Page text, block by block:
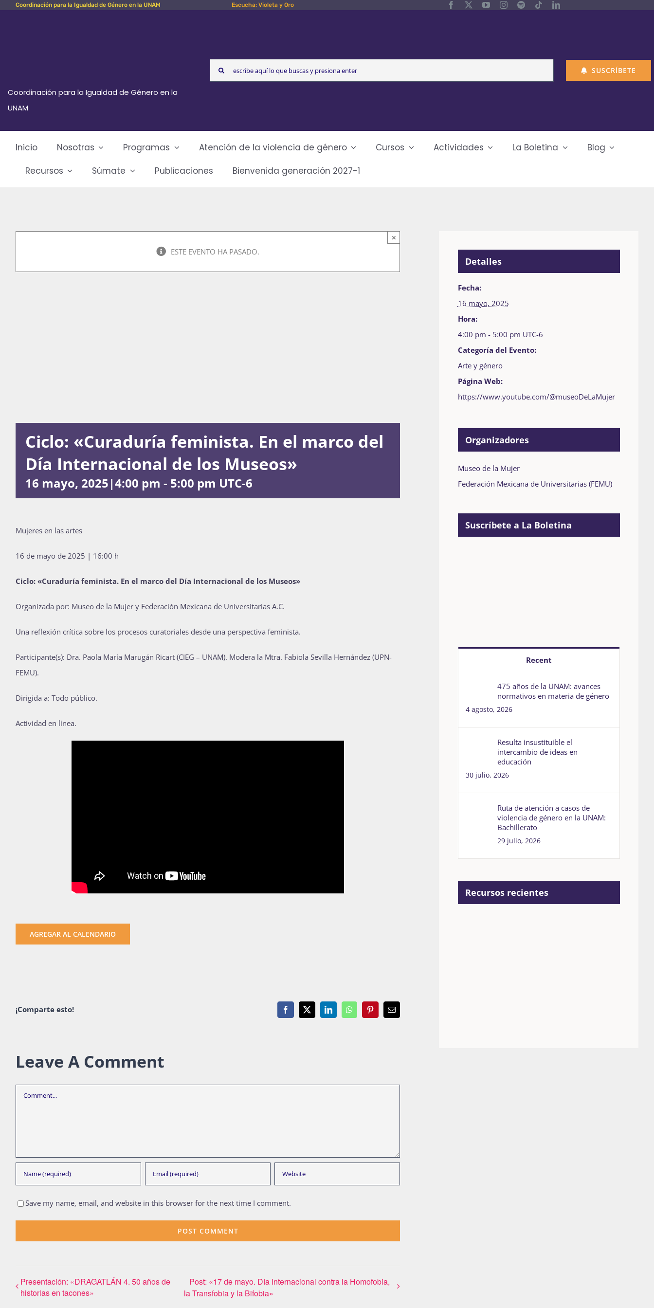
Skip Coordinación para la Igualdad de Género en la UNAM Escucha: Violeta y Oro
Coordinación para la Igualdad de Género en la
UNAM
Search
for:
SUSCRÍBETE
Inicio Nosotras Programas Atención de la violencia de género Cursos Actividades La Boletina
Blog
Recursos
Súmate Publicaciones Bienvenida generación 2027-1
ESTE EVENTO HA PASADO.
×
Ciclo: «Curaduría feminista. En el marco del
Día Internacional de los Museos»
16 mayo, 2025|4:00 pm - 5:00 pm UTC-6
Mujeres en las artes
16 de mayo de 2025 | 16:00 h
Ciclo: «Curaduría feminista. En el marco del Día Internacional de los Museos»
Organizada por: Museo de la Mujer y Federación Mexicana de Universitarias A.C.
Una reflexión crítica sobre los procesos curatoriales desde una perspectiva feminista.
Participante(s): Dra. Paola María Marugán Ricart (CIEG – UNAM). Modera la Mtra. Fabiola Sevilla Hernández (UPN-
FEMU).
Dirigida a: Todo público.
Actividad en línea.
AGREGAR AL CALENDARIO
¡Comparte esto! Facebook
X LinkedInWhatsAppPinterestEmail
Leave A Comment
Comment
Save my name, email, and website in this browser for the next time I comment.
Presentación: «DRAGATLÁN 4. 50 años de
historias en tacones»
Post: «17 de mayo. Día Internacional contra la Homofobia,
la Transfobia y la Bifobia»
Detalles
Fecha:
16 mayo, 2025
Hora:
4:00 pm - 5:00 pm UTC-6
Categoría del Evento:
Arte y género
Página Web:
https://www.youtube.com/@museoDeLaMujer
Organizadores
Museo de la Mujer
Federación Mexicana de Universitarias (FEMU)
Suscríbete a La Boletina
Recent
475 años de la UNAM: avances
normativos en materia de género
4 agosto, 2026
Resulta insustituible el
intercambio de ideas en
educación
30 julio, 2026
Ruta de atención a casos de
violencia de género en la UNAM:
Bachillerato
29 julio, 2026
Recursos recientes